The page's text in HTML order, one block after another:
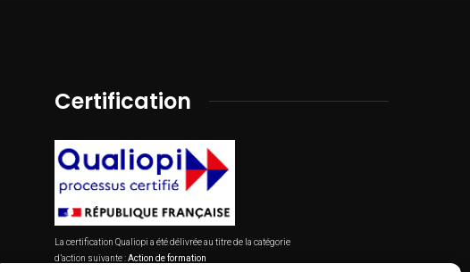
Certification
La certification Qualiopi a été délivrée au titre de la catégorie
d’action suivante :Action de formation